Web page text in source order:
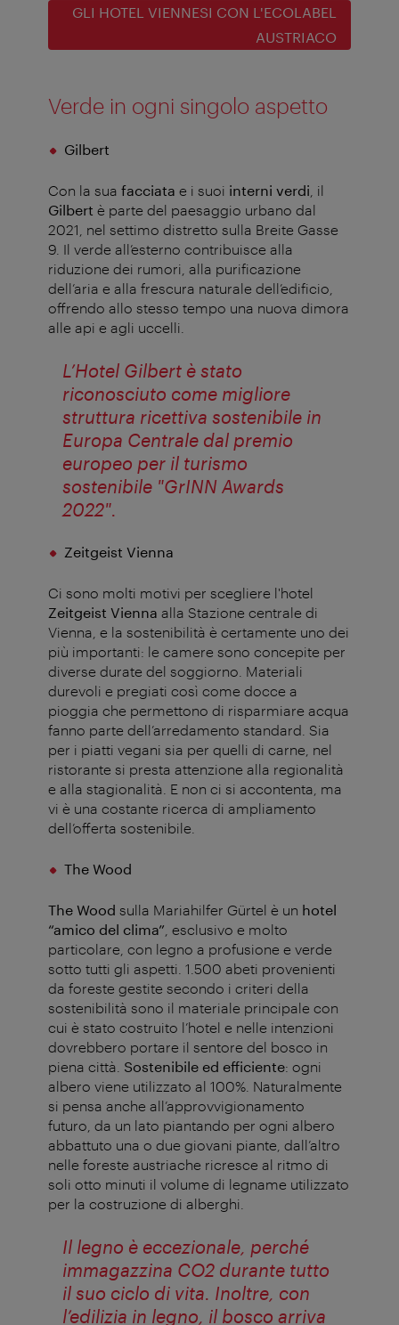
GLI HOTEL VIENNESI CON L'ECOLABEL
AUSTRIACO
Verde in ogni singolo aspetto
Gilbert
Con la sua facciata e i suoi interni verdi , il
Gilbert è parte del paesaggio urbano dal
2021, nel settimo distretto sulla Breite Gasse
9. Il verde all’esterno contribuisce alla
riduzione dei rumori, alla purificazione
dell’aria e alla frescura naturale dell’edificio,
offrendo allo stesso tempo una nuova dimora
alle api e agli uccelli.
L’Hotel Gilbert è stato
riconosciuto come migliore
struttura ricettiva sostenibile in
Europa Centrale dal premio
europeo per il turismo
sostenibile "GrINN Awards
2022".
Zeitgeist Vienna
Ci sono molti motivi per scegliere l'hotel
Zeitgeist Vienna alla Stazione centrale di
Vienna, e la sostenibilità è certamente uno dei
più importanti: le camere sono concepite per
diverse durate del soggiorno. Materiali
durevoli e pregiati così come docce a
pioggia che permettono di risparmiare acqua
fanno parte dell’arredamento standard. Sia
per i piatti vegani sia per quelli di carne, nel
ristorante si presta attenzione alla regionalità
e alla stagionalità. E non ci si accontenta, ma
vi è una costante ricerca di ampliamento
dell’offerta sostenibile.
The Wood
The Wood sulla Mariahilfer Gürtel è un hotel
“amico del clima” , esclusivo e molto
particolare, con legno a profusione e verde
sotto tutti gli aspetti. 1.500 abeti provenienti
da foreste gestite secondo i criteri della
sostenibilità sono il materiale principale con
cui è stato costruito l’hotel e nelle intenzioni
dovrebbero portare il sentore del bosco in
piena città. Sostenibile ed efficiente: ogni
albero viene utilizzato al 100%. Naturalmente
si pensa anche all’approvvigionamento
futuro, da un lato piantando per ogni albero
abbattuto una o due giovani piante, dall’altro
nelle foreste austriache ricresce al ritmo di
soli otto minuti il volume di legname utilizzato
per la costruzione di alberghi.
Il legno è eccezionale, perché
immagazzina CO2 durante tutto
il suo ciclo di vita. Inoltre, con
l’edilizia in legno, il bosco arriva